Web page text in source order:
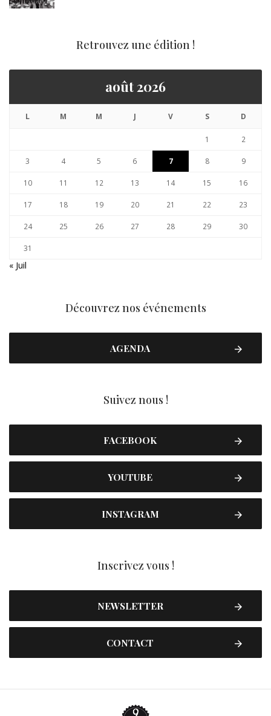
Retrouvez une édition !
août 2026
L M M J V S D
1 2
3 4 5 6 7 8 9
10 11 12 13 14 15 16
17 18 19 20 21 22 23
24 25 26 27 28 29 30
31
« Juil
Découvrez nos événements
AGENDA
Suivez nous !
FACEBOOK
YOUTUBE
INSTAGRAM
Inscrivez vous !
NEWSLETTER
CONTACT